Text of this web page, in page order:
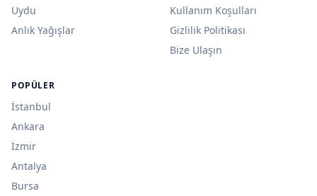
Uydu
Anlık Yağışlar
Kullanım Koşulları
Gizlilik Politikası
Bize Ulaşın
POPÜLER
İstanbul
Ankara
İzmir
Antalya
Bursa